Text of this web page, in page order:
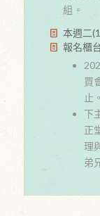
組。
本週二
報名櫃
買
止。
下
正
理
弟